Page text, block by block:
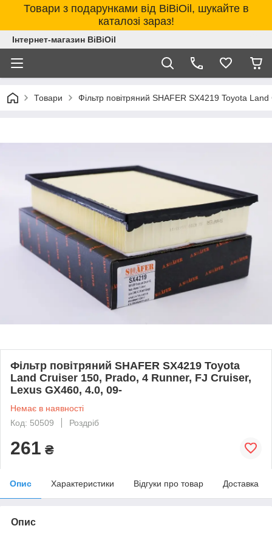
Товари з подарунками від BiBiOil, шукайте в
каталозі зараз!
Інтернет-магазин BiBiOil
Товари Фільтр повітряний SHAFER SX4219 Toyota
Фільтр повітряний SHAFER SX4219 Toyota
Land Cruiser 150, Prado, 4 Runner, FJ Cruiser,
Lexus GX460, 4.0, 09-
Немає в наявності
Код: 50509
Роздріб
261 ₴
Опис Характеристики Відгуки про товар Доставка
Опис